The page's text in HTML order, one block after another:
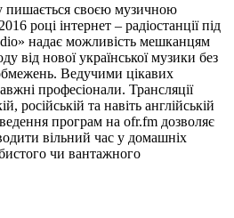
пишається своєю музичною
році інтернет – радіостанції під
надає можливість мешканцям
від нової української музики без
Ведучими цікавих
професіонали. Трансляції
російській та навіть англійській
програм на ofr.fm дозволяє
вільний час у домашніх
чи вантажного